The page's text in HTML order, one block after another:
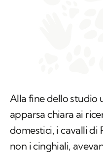
Alla fine dello studio
apparsa chiara ai
domestici, i cavalli di
non i cinghiali,